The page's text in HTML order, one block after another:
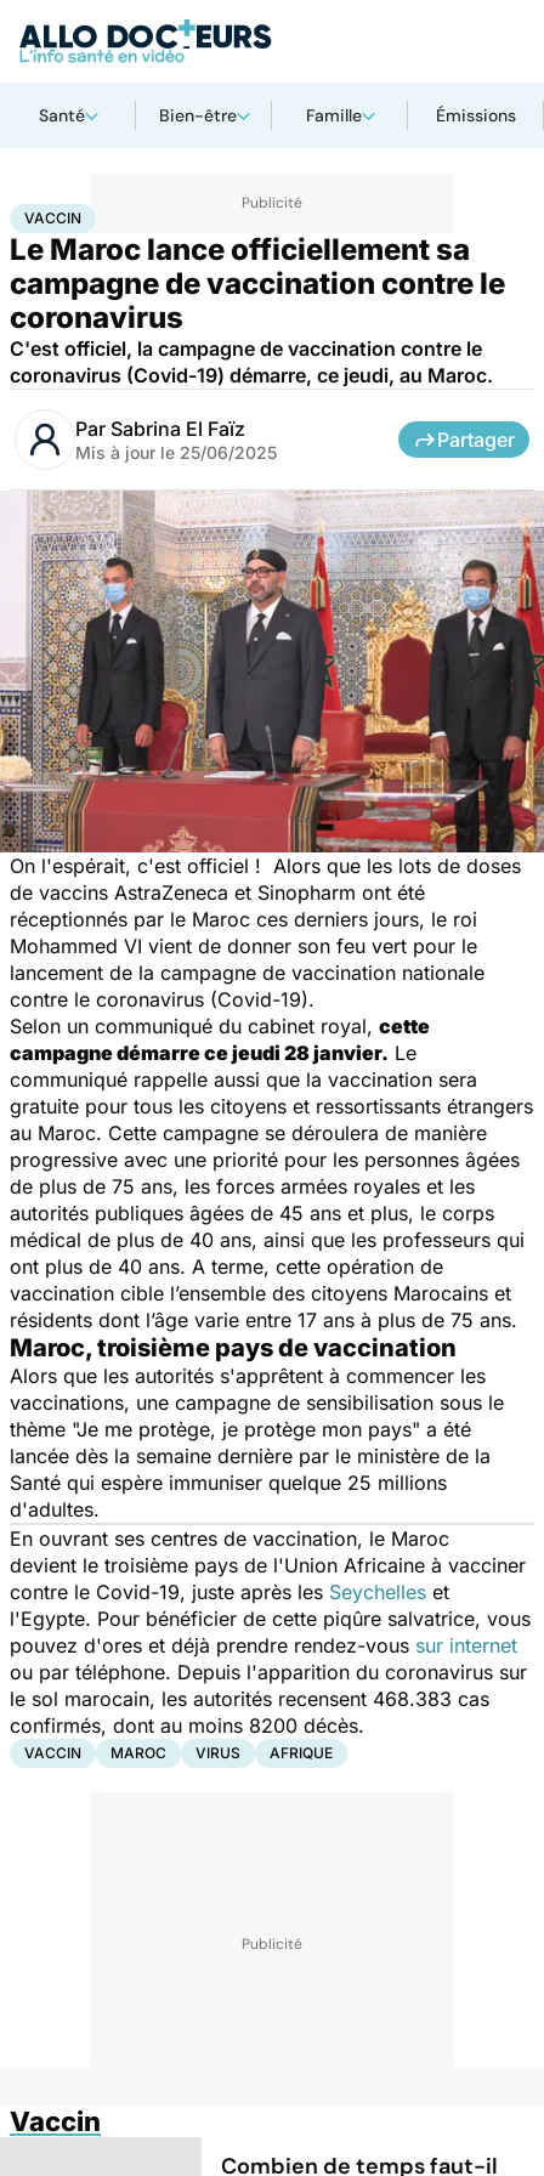
Santé Bien-être Famille Émissions
AccueilSanté Vaccin
VACCIN
Le Maroc lance officiellement sa
campagne de vaccination contre le
coronavirus
C'est officiel, la campagne de vaccination contre le
coronavirus (Covid-19) démarre, ce jeudi, au Maroc.
Par Sabrina El Faïz
Mis à jour le 25/06/2025
Partager
On l'espérait, c'est officiel ! Alors que les lots de doses
de vaccins AstraZeneca et Sinopharm ont été
réceptionnés par le Maroc ces derniers jours, le roi
Mohammed VI vient de donner son feu vert pour le
lancement de la campagne de vaccination nationale
contre le coronavirus (Covid-19).
Selon un communiqué du cabinet royal, cette
campagne démarre ce jeudi 28 janvier. Le
communiqué rappelle aussi que la vaccination sera
gratuite pour tous les citoyens et ressortissants étrangers
au Maroc. Cette campagne se déroulera de manière
progressive avec une priorité pour les personnes âgées
de plus de 75 ans, les forces armées royales et les
autorités publiques âgées de 45 ans et plus, le corps
médical de plus de 40 ans, ainsi que les professeurs qui
ont plus de 40 ans. A terme, cette opération de
vaccination cible l’ensemble des citoyens Marocains et
résidents dont l’âge varie entre 17 ans à plus de 75 ans.
Maroc, troisième pays de vaccination
Alors que les autorités s'apprêtent à commencer les
vaccinations, une campagne de sensibilisation sous le
thème "Je me protège, je protège mon pays" a été
lancée dès la semaine dernière par le ministère de la
Santé qui espère immuniser quelque 25 millions
d'adultes.
En ouvrant ses centres de vaccination, le Maroc
devient le troisième pays de l'Union Africaine à vacciner
contre le Covid-19, juste après les Seychelles et
l'Egypte. Pour bénéficier de cette piqûre salvatrice, vous
pouvez d'ores et déjà prendre rendez-vous sur internet
ou par téléphone. Depuis l'apparition du coronavirus sur
le sol marocain, les autorités recensent 468.383 cas
confirmés, dont au moins 8200 décès.
VACCIN MAROC VIRUS AFRIQUE
Vaccin
Combien de temps faut-il